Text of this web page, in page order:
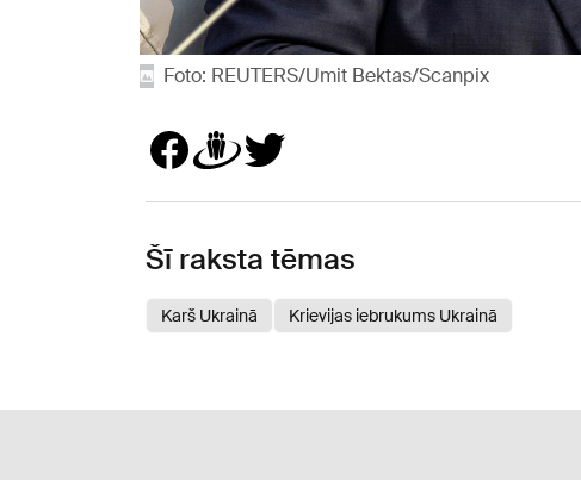
Foto: REUTERS/Umit Bektas/Scanpix
Šī raksta tēmas
Karš Ukrainā Krievijas iebrukums Ukrainā